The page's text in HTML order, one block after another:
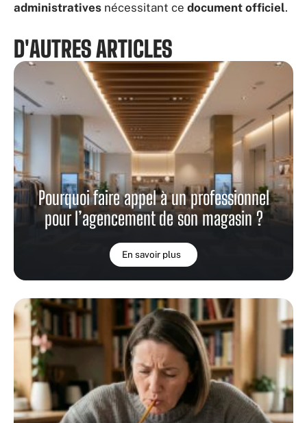
administratives nécessitant ce document officiel.
D'AUTRES ARTICLES
Pourquoi faire appel à un professionnel
pour l’agencement de son magasin ?
En savoir plus